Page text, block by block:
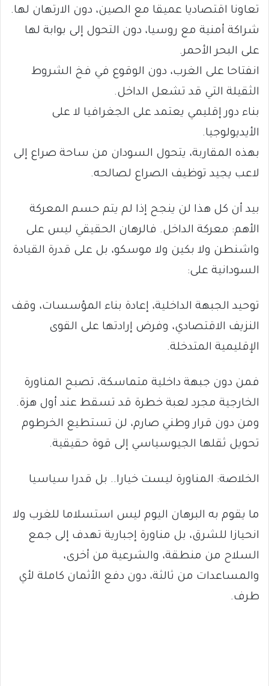
تعاونا اقتصاديا عميقا مع الصين، دون الارتهان لها.
شراكة أمنية مع روسيا، دون التحول إلى بوابة لها
على البحر الأحمر.
انفتاحا على الغرب، دون الوقوع في فخ الشروط
الثقيلة التي قد تشعل الداخل.
بناء دور إقليمي يعتمد على الجغرافيا لا على
الأيديولوجيا.
بهذه المقاربة، يتحول السودان من ساحة صراع إلى
لاعب يجيد توظيف الصراع لصالحه.
بيد أن كل هذا لن ينجح إذا لم يتم حسم المعركة
الأهم: معركة الداخل. فالرهان الحقيقي ليس على
واشنطن ولا بكين ولا موسكو، بل على قدرة القيادة
السودانية على:
توحيد الجبهة الداخلية، إعادة بناء المؤسسات، وقف
النزيف الاقتصادي، وفرض إرادتها على القوى
الإقليمية المتدخلة.
فمن دون جبهة داخلية متماسكة، تصبح المناورة
الخارجية مجرد لعبة خطرة قد تسقط عند أول هزة.
ومن دون قرار وطني صارم، لن تستطيع الخرطوم
تحويل ثقلها الجيوسياسي إلى قوة حقيقية.
الخلاصة: المناورة ليست خيارا.. بل قدرا سياسيا
ما يقوم به البرهان اليوم ليس استسلاما للغرب ولا
انحيازا للشرق، بل مناورة إجبارية تهدف إلى جمع
السلاح من منطقة، والشرعية من أخرى،
والمساعدات من ثالثة، دون دفع الأثمان كاملة لأي
طرف.